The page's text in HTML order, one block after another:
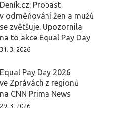
Deník.cz: Propast
v odměňování žen a mužů
se zvětšuje. Upozornila
na to akce Equal Pay Day
31. 3. 2026
Equal Pay Day 2026
ve Zprávách z regionů
na CNN Prima News
29. 3. 2026